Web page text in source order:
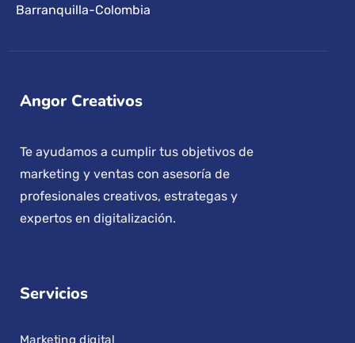
Barranquilla-Colombia
Angor Creativos
Te ayudamos a cumplir tus objetivos de
marketing y ventas con asesoría de
profesionales creativos, estrategas y
expertos en digitalización.
Servicios